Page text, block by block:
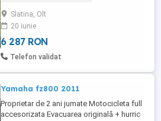
ambreiaj, putere modestă, dar suficientă
pentru distracție controlată. Putere 2,5 CP,
cuplu 3 Nm la 5500 rpm Viteză ...
Slatina, Olt
20 iunie
6 287 RON
Telefon validat
Yamaha fz800 2011
Proprietar de 2 ani jumate Motocicleta full
accesorizata Evacuarea originală + hurric